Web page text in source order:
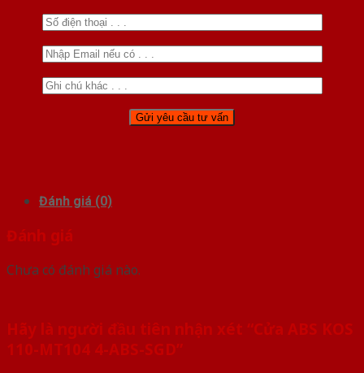
Đánh giá (0)
Đánh giá
Chưa có đánh giá nào.
Hãy là người đầu tiên nhận xét “Cửa ABS KOS
110-MT104 4-ABS-SGD”